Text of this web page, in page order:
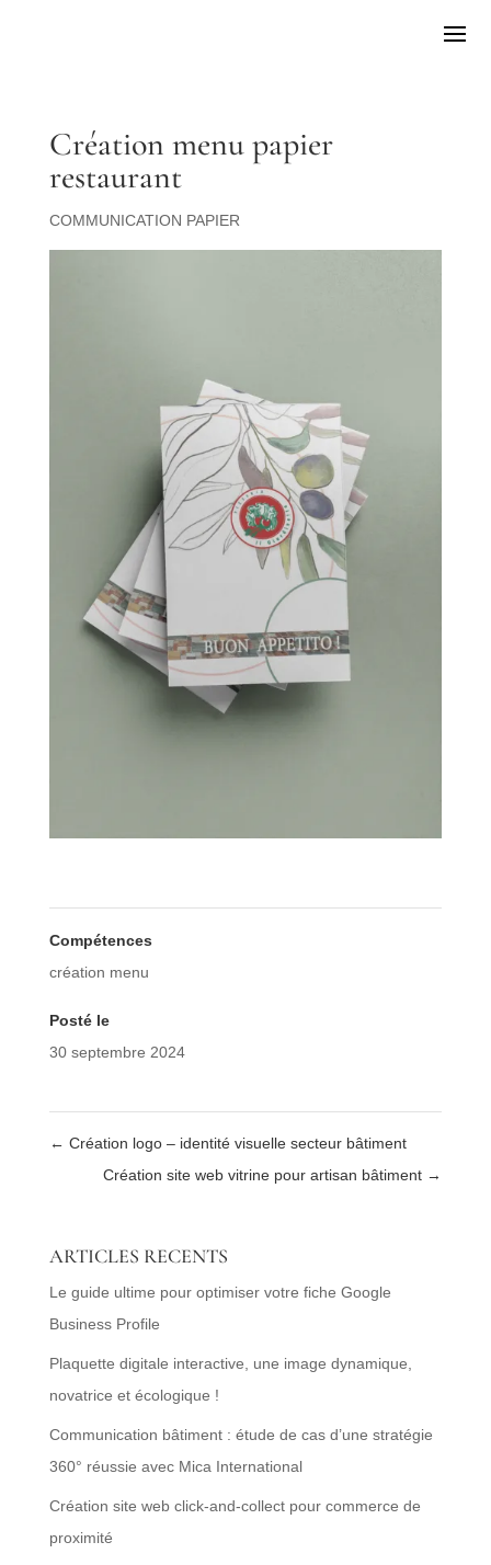
Création menu papier
restaurant
COMMUNICATION PAPIER
Compétences
création menu
Posté le
30 septembre 2024
← Création logo – identité visuelle secteur bâtiment
Création site web vitrine pour artisan bâtiment →
ARTICLES RECENTS
Le guide ultime pour optimiser votre fiche Google
Business Profile
Plaquette digitale interactive, une image dynamique,
novatrice et écologique !
Communication bâtiment : étude de cas d’une stratégie
360° réussie avec Mica International
Création site web click-and-collect pour commerce de
proximité